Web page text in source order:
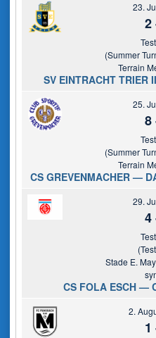
23.
2
(Summer
Terrain
SV EINTRACHT TRIER
25.
8
(Summer
Terrain
CS GREVENMACHER —
29.
4
Stade E.
CS FOLA ESCH —
2.
1